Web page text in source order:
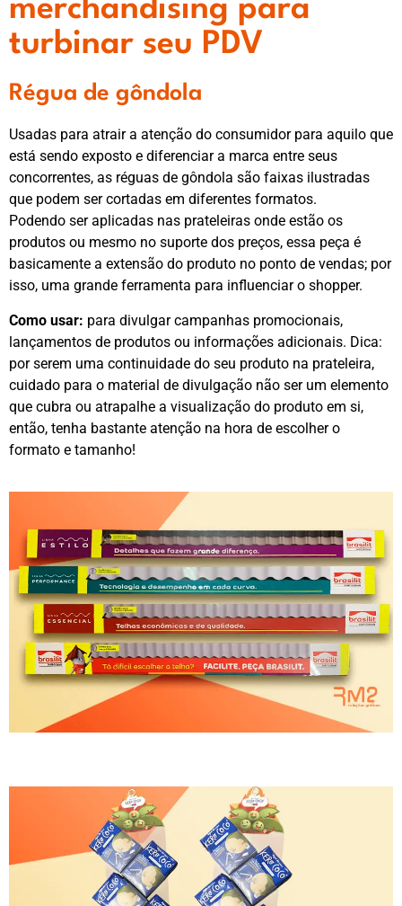
merchandising para
turbinar seu PDV
Régua de gôndola
Usadas para atrair a atenção do consumidor para aquilo que
está sendo exposto e diferenciar a marca entre seus
concorrentes, as réguas de gôndola são faixas ilustradas
que podem ser cortadas em diferentes formatos.
Podendo ser aplicadas nas prateleiras onde estão os
produtos ou mesmo no suporte dos preços, essa peça é
basicamente a extensão do produto no ponto de vendas; por
isso, uma grande ferramenta para influenciar o shopper.
Como usar: para divulgar campanhas promocionais,
lançamentos de produtos ou informações adicionais. Dica:
por serem uma continuidade do seu produto na prateleira,
cuidado para o material de divulgação não ser um elemento
que cubra ou atrapalhe a visualização do produto em si,
então, tenha bastante atenção na hora de escolher o
formato e tamanho!